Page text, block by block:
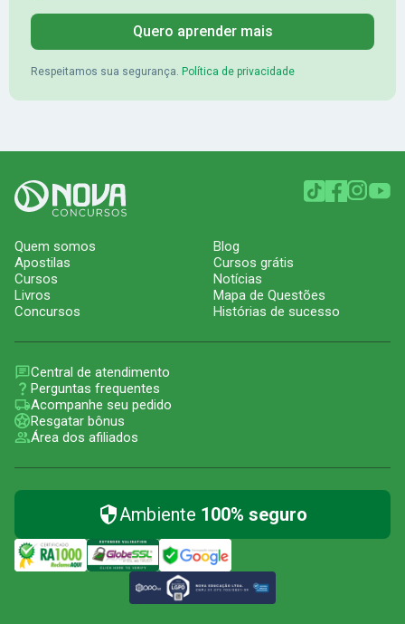
Quero aprender mais
Respeitamos sua segurança. Política de privacidade
Quem somos
Apostilas
Cursos
Livros
Concursos
Blog
Cursos grátis
Notícias
Mapa de Questões
Histórias de sucesso
Central de atendimento
Perguntas frequentes
Acompanhe seu pedido
Resgatar bônus
Área dos afiliados
Ambiente 100% seguro